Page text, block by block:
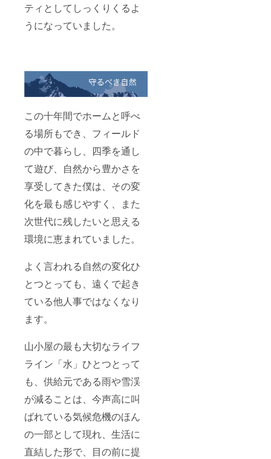
ティとしてしっくりくるよ
うになっていました。
この十年間でホームと呼べ
る場所もでき、フィールド
の中で暮らし、四季を通し
て遊び、自然から豊かさを
享受してきた僕は、その変
化を最も感じやすく、また
次世代に残したいと思える
環境に恵まれていました。
よく言われる自然の変化ひ
とつとっても、遠くで起き
ている他人事ではなくなり
ます。
山小屋の最も大切なライフ
ライン「水」ひとつとって
も、供給元である雨や雪渓
が減ることは、今声高に叫
ばれている気候危機のほん
の一部として現れ、生活に
直結した形で、目の前に提